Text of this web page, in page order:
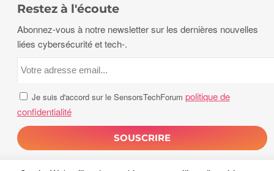
Restez à l'écoute
Abonnez-vous à notre newsletter sur les dernières nouvelles
liées cybersécurité et tech-.
Je suis d'accord sur le SensorsTechForum politique de
confidentialité